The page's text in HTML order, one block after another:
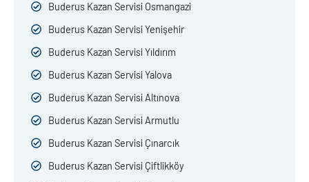
Buderus Kazan Servisi Osmangazi
Buderus Kazan Servisi Yenişehir
Buderus Kazan Servisi Yıldırım
Buderus Kazan Servisi Yalova
Buderus Kazan Servisi Altınova
Buderus Kazan Servisi Armutlu
Buderus Kazan Servisi Çınarcık
Buderus Kazan Servisi Çiftlikköy